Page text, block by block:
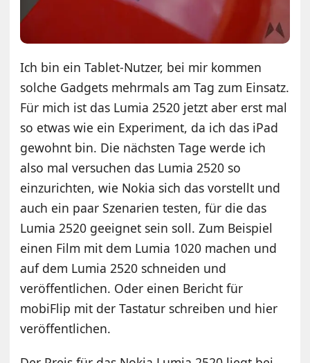
Ich bin ein Tablet-Nutzer, bei mir kommen
solche Gadgets mehrmals am Tag zum Einsatz.
Für mich ist das Lumia 2520 jetzt aber erst mal
so etwas wie ein Experiment, da ich das iPad
gewohnt bin. Die nächsten Tage werde ich
also mal versuchen das Lumia 2520 so
einzurichten, wie Nokia sich das vorstellt und
auch ein paar Szenarien testen, für die das
Lumia 2520 geeignet sein soll. Zum Beispiel
einen Film mit dem Lumia 1020 machen und
auf dem Lumia 2520 schneiden und
veröffentlichen. Oder einen Bericht für
mobiFlip mit der Tastatur schreiben und hier
veröffentlichen.